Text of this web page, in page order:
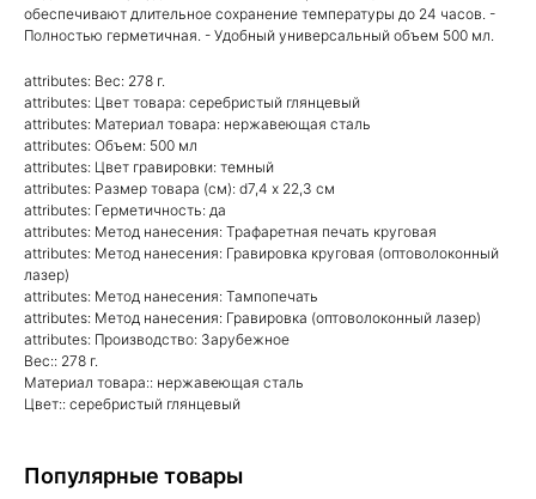
обеспечивают длительное сохранение температуры до 24 часов. -
Полностью герметичная. - Удобный универсальный объем 500 мл.
attributes: Вес: 278 г.
attributes: Цвет товара: серебристый глянцевый
attributes: Материал товара: нержавеющая сталь
attributes: Объем: 500 мл
attributes: Цвет гравировки: темный
attributes: Размер товара (см): d7,4 х 22,3 см
attributes: Герметичность: да
attributes: Метод нанесения: Трафаретная печать круговая
attributes: Метод нанесения: Гравировка круговая (оптоволоконный
лазер)
attributes: Метод нанесения: Тампопечать
attributes: Метод нанесения: Гравировка (оптоволоконный лазер)
attributes: Производство: Зарубежное
Вес:: 278 г.
Материал товара:: нержавеющая сталь
Цвет:: серебристый глянцевый
Популярные товары